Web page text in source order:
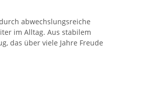
abwechslungsreiche
im Alltag. Aus stabilem
das über viele Jahre Freude